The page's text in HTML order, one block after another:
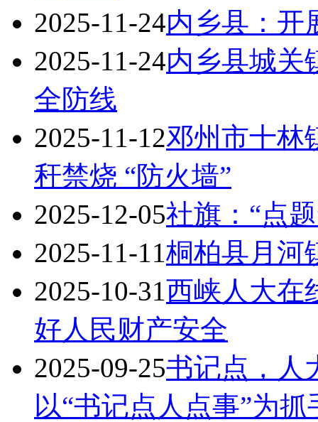
2025-11-24内乡县：开
2025-11-24内乡县城关
全防线
2025-11-12邓州市十林
秆禁烧 “防火墙”
2025-12-05社旗：“点
2025-11-11桐柏县月河
2025-10-31西峡人大在
好人民财产安全
2025-09-25书记点，
以“书记点人点事”为